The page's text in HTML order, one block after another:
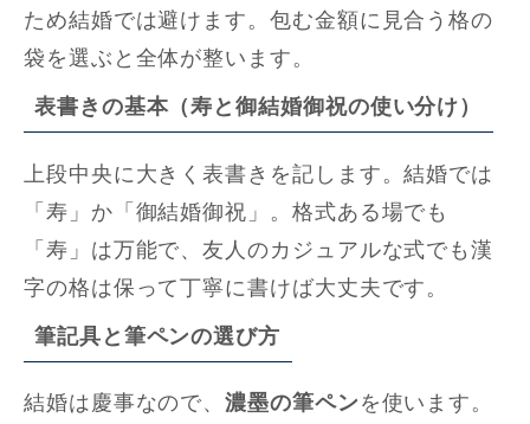
ため結婚では避けます。包む金額に見合う格の
袋を選ぶと全体が整います。
表書きの基本（寿と御結婚御祝の使い分け）
上段中央に大きく表書きを記します。結婚では
「寿」か「御結婚御祝」。格式ある場でも
「寿」は万能で、友人のカジュアルな式でも漢
字の格は保って丁寧に書けば大丈夫です。
筆記具と筆ペンの選び方
結婚は慶事なので、濃墨の筆ペン を使います。